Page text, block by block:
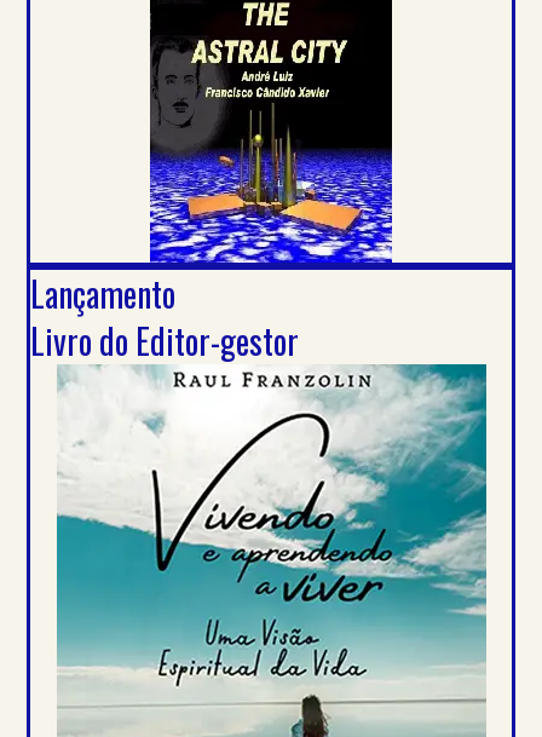
Lançamento
Livro do Editor-gestor